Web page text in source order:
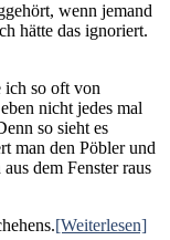
wenn jemand
hätte das ignoriert.
ich so oft von
nicht jedes mal
so sieht es
man den Pöbler und
dem Fenster raus
[Weiterlesen]